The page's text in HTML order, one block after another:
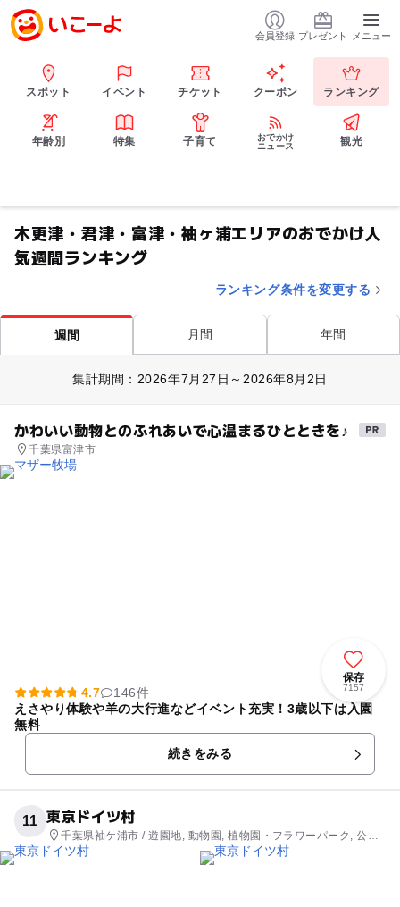
会員登録 プレゼント メニュー
スポット イベント チケット クーポン ランキング
年齢別 特集 子育て
おでかけ
ニュース
観光
木更津・君津・富津・袖ヶ浦エリアのおでかけ人
気週間ランキング
ランキング条件を変更する
週間 月間 年間
集計期間：2026年7月27日～2026年8月2日
かわいい動物とのふれあいで心温まるひとときを♪
千葉県富津市
保存
7157
4.7
146件
えさやり体験や羊の大行進などイベント充実！3歳以下は入園
無料
続きをみる
11 東京ドイツ村
千葉県袖ケ浦市 / 遊園地, 動物園, 植物園・フラワーパーク, 公
園・総合公園, 観光